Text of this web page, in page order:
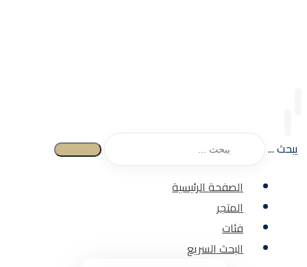
يبحث ...
الصفحة الرئيسية
المتجر
فئات
البحث السريع